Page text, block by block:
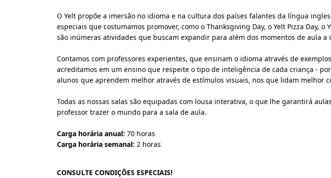
O Yelt propõe a imersão no idioma e na cultura dos países falantes da língua
especiais que costumamos promover, como o Thanksgiving Day, o Yelt Pizza Day,
são inúmeras atividades que buscam expandir para além dos momentos de aula
Contamos com professores experientes, que ensinam o idioma através de
acreditamos em um ensino que respeite o tipo de inteligência de cada criança -
alunos que aprendem melhor através de estímulos visuais, nos que lidam melhor
Todas as nossas salas são equipadas com lousa interativa, o que lhe garantirá
professor trazer o mundo para a sala de aula.
Carga horária anual: 70 horas
Carga horária semanal: 2 horas
CONSULTE CONDIÇÕES ESPECIAIS!